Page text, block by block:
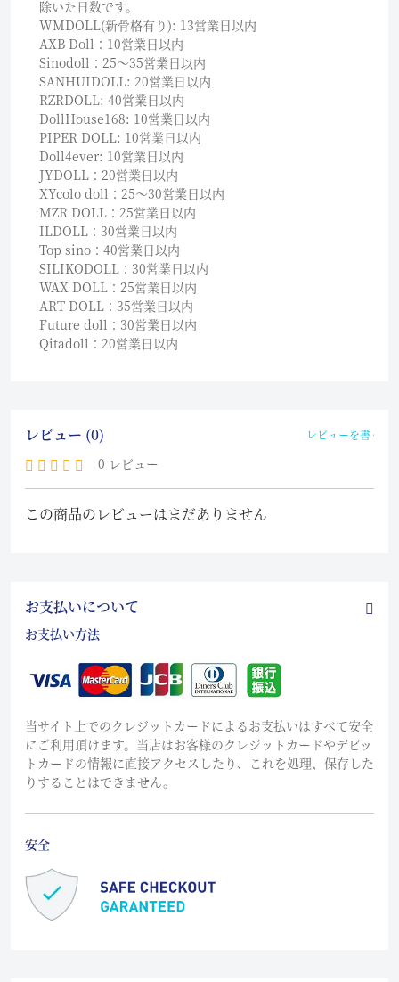
除いた日数です。
WMDOLL(新骨格有り): 13営業日以内
AXB Doll：10営業日以内
Sinodoll：25〜35営業日以内
SANHUIDOLL: 20営業日以内
RZRDOLL: 40営業日以内
DollHouse168: 10営業日以内
PIPER DOLL: 10営業日以内
Doll4ever: 10営業日以内
JYDOLL：20営業日以内
XYcolo doll：25〜30営業日以内
MZR DOLL：25営業日以内
ILDOLL：30営業日以内
Top sino：40営業日以内
SILIKODOLL：30営業日以内
WAX DOLL：25営業日以内
ART DOLL：35営業日以内
Future doll：30営業日以内
Qitadoll：20営業日以内
レビュー (0) レビューを書く
0 レビュー
この商品のレビューはまだありません
お支払いについて
お支払い方法
当サイト上でのクレジットカードによるお支払いはすべて安全
にご利用頂けます。当店はお客様のクレジットカードやデビッ
トカードの情報に直接アクセスしたり、これを処理、保存した
りすることはできません。
安全